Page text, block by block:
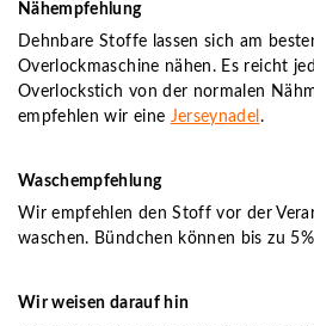
Nähempfehlung
Dehnbare Stoffe lassen sich am
Overlockmaschine nähen. Es reicht
Overlockstich von der normalen
empfehlen wir eine Jerseynadel .
Waschempfehlung
Wir empfehlen den Stoff vor der
waschen. Bündchen können bis zu
Wir weisen darauf hin